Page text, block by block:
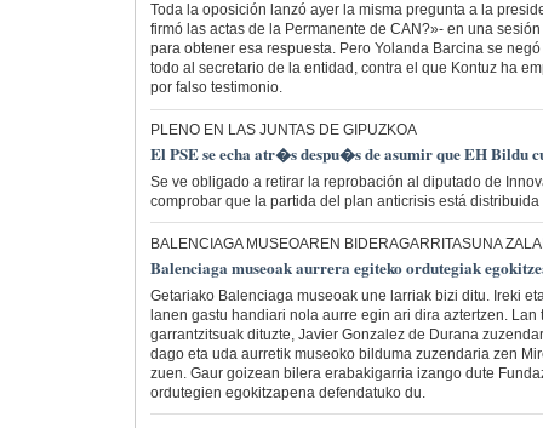
Toda la oposición lanzó ayer la misma pregunta a la
firmó las actas de la Permanente de CAN?»- en una
para obtener esa respuesta. Pero Yolanda Barcina se
todo al secretario de la entidad, contra el que Kontuz ha
por falso testimonio.
PLENO EN LAS JUNTAS DE GIPUZKOA
El PSE se echa atr�s despu�s de asumir que EH Bildu
Se ve obligado a retirar la reprobación al diputado de
comprobar que la partida del plan anticrisis está distribuida
BALENCIAGA MUSEOAREN BIDERAGARRITASUNA
Balenciaga museoak aurrera egiteko ordutegiak
Getariako Balenciaga museoak une larriak bizi ditu. Ireki
lanen gastu handiari nola aurre egin ari dira aztertzen.
garrantzitsuak dituzte, Javier Gonzalez de Durana
dago eta uda aurretik museoko bilduma zuzendaria zen
zuen. Gaur goizean bilera erabakigarria izango dute
ordutegien egokitzapena defendatuko du.